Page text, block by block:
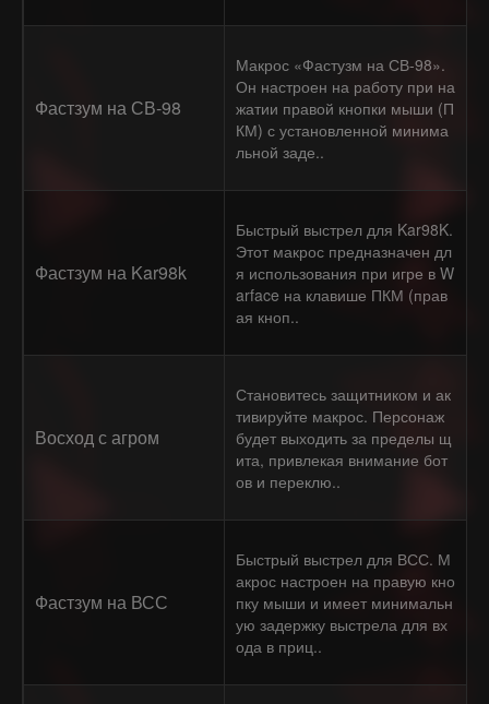
Фастзум на СВ-98
Макрос «Фастузм на СВ-98».
Он настроен на работу при на
жатии правой кнопки мыши (П
КМ) с установленной минима
льной заде..
Фастзум на Kar98k
Быстрый выстрел для Kar98K.
Этот макрос предназначен дл
я использования при игре в W
arface на клавише ПКМ (прав
ая кноп..
Восход с агром
Становитесь защитником и ак
тивируйте макрос. Персонаж
будет выходить за пределы щ
ита, привлекая внимание бот
ов и переклю..
Фастзум на ВСС
Быстрый выстрел для ВСС. М
акрос настроен на правую кно
пку мыши и имеет минимальн
ую задержку выстрела для вх
ода в приц..